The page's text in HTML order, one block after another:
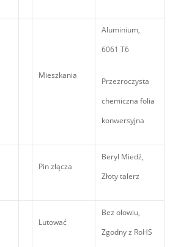
Mieszkania
Aluminium,
6061 T6
Przezroczysta
chemiczna folia
konwersyjna
Pin złącza
Beryl Miedź,
Złoty talerz
Lutować
Bez ołowiu,
Zgodny z RoHS